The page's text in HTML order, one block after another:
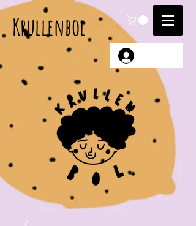
Krullenbol